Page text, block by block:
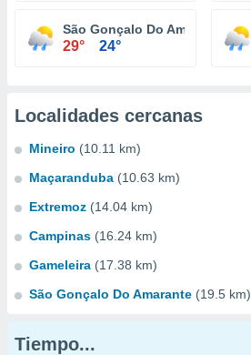
São Gonçalo Do Amarante
29° 24°
Localidades cercanas
Mineiro (10.11 km)
Maçaranduba (10.63 km)
Extremoz (14.04 km)
Campinas (16.24 km)
Gameleira (17.38 km)
São Gonçalo Do Amarante (19.5 km)
Tiempo...